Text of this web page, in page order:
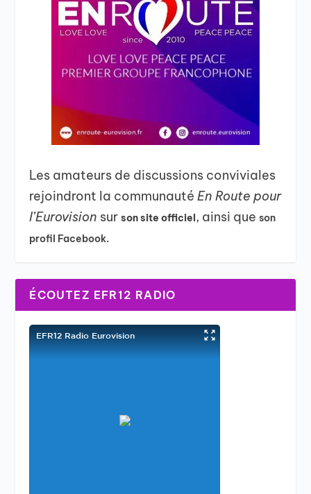
Les amateurs de discussions conviviales
rejoindront la communautéEn Route pour
l’Eurovision surson site officiel, ainsi queson
profil Facebook.
ÉCOUTEZ EFR12 RADIO